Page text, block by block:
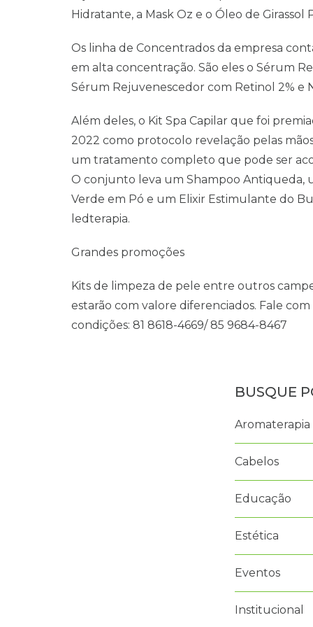
Hidratante, a Mask Oz e o Óleo de Girassol
Os linha de Concentrados da empresa
em alta concentração. São eles o Sérum
Sérum Rejuvenescedor com Retinol 2% e
Além deles, o Kit Spa Capilar que foi
2022 como protocolo revelação pelas
um tratamento completo que pode ser
O conjunto leva um Shampoo Antiqueda,
Verde em Pó e um Elixir Estimulante do
ledterapia.
Grandes promoções
Kits de limpeza de pele entre outros
estarão com valore diferenciados. Fale
condições: 81 8618-4669/ 85 9684-8467
Aromaterapia
Cabelos
Educação
Estética
Eventos
Institucional